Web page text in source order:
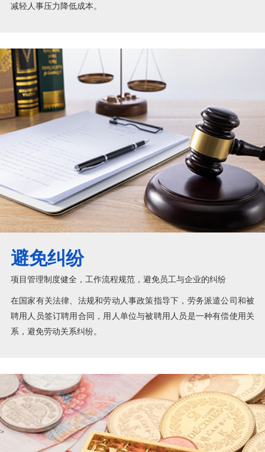
减轻人事压力降低成本。
避免纠纷
项目管理制度健全，工作流程规范，避免员工与企业的纠纷
在国家有关法律、法规和劳动人事政策指导下，劳务派遣公司和被
聘用人员签订聘用合同，用人单位与被聘用人员是一种有偿使用关
系，避免劳动关系纠纷。